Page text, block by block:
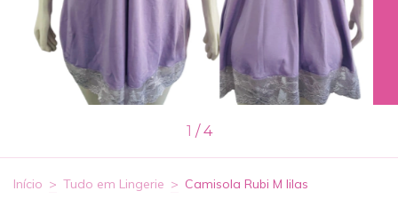
1 /4
Início > Tudo em Lingerie > Camisola Rubi M lilas